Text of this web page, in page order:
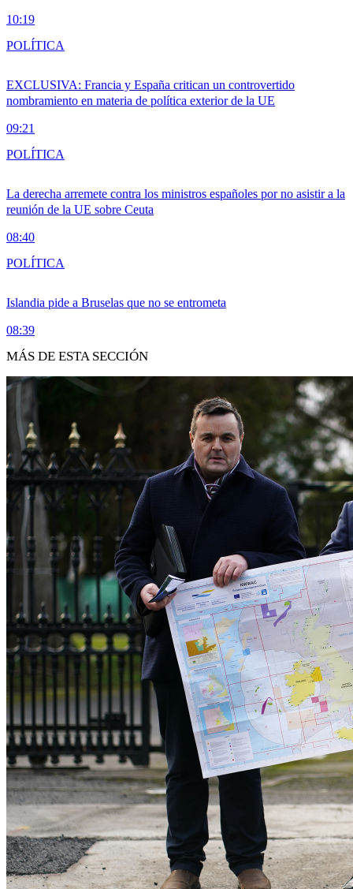
10:19
EXCLUSIVA: Francia y España critican un controvertido
nombramiento en materia de política exterior de la UE
09:21
POLÍTICA
La derecha arremete contra los ministros españoles por no asistir a la
reunión de la UE sobre Ceuta
08:40
POLÍTICA
Islandia pide a Bruselas que no se entrometa
08:39
POLÍTICA
MÁS DE ESTA SECCIÓN